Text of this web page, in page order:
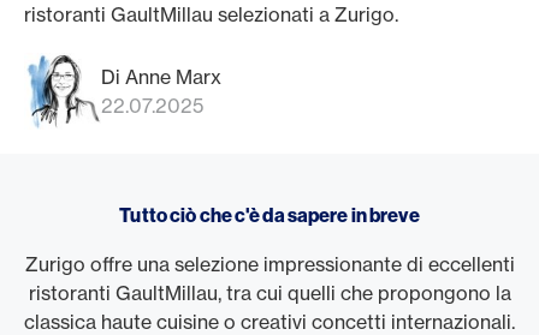
ristoranti GaultMillau selezionati a Zurigo.
Di Anne Marx
22.07.2025
Tutto ciò che c'è da sapere in breve
Zurigo offre una selezione impressionante di eccellenti
ristoranti GaultMillau, tra cui quelli che propongono la
classica haute cuisine o creativi concetti internazionali.